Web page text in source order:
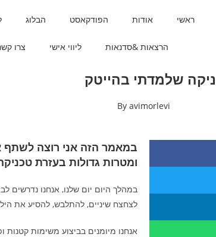
ראשי אודות הפודקאסט הבלוג
הרצאות &סדנאות ליווי אישי צרו
שלמדתי בהייטק
Byavimorlevi
במאמר הזה אני רוצה לשתף
ומטרות גדולות בעזרת
במהלך היום יום שלנו, אנחנו
לצחצח שיניים, להתלבש, להסיע את
אנחנו מיומנים בביצוע משימות קטנות